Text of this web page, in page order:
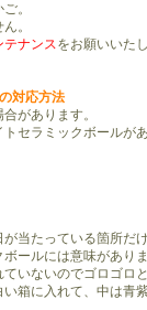
。
。
テナンスをお願いいた
対応方法
があります。
セラミックボールがあ
当たっている箇所だ
ールには意味がありま
いないのでゴロゴロ
箱に入れて、中は青